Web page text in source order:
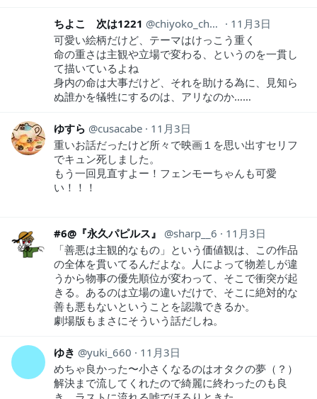
ちよこ 次は1221 chiyoko_choki
11月3日
可愛い絵柄だけど、テーマはけっこう重く
命の重さは主観や立場で変わる、というのを一貫し
て描いているよね
身内の命は大事だけど、それを助ける為に、見知ら
ぬ誰かを犠牲にするのは、アリなのか……
ゆすら cusacabe
11月3日
重いお話だったけど所々で映画１を思い出すセリフ
でキュン死しました。
もう一回見直すよー！フェンモーちゃんも可愛
い！！！
#6@『永久パピルス』 sharp__6
11月3日
「善悪は主観的なもの」という価値観は、この作品
の全体を貫いてるんだよな。人によって物差しが違
うから物事の優先順位が変わって、そこで衝突が起
きる。あるのは立場の違いだけで、そこに絶対的な
善も悪もないということを認識できるか。
劇場版もまさにそういう話だしね。
ゆき yuki_660
11月3日
めちゃ良かった〜小さくなるのはオタクの夢（？）
解決まで流してくれたので綺麗に終わったのも良